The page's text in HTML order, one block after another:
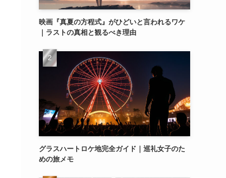
映画『真夏の方程式』がひどいと言われるワケ
｜ラストの真相と観るべき理由
グラスハートロケ地完全ガイド｜巡礼女子のた
めの旅メモ